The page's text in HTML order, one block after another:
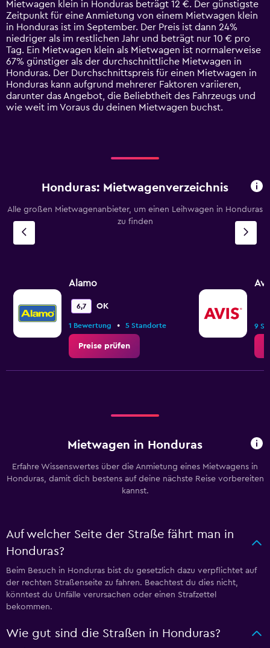
The
chart
has
1
Y
axis
displaying
values.
Range:
0
Mietwagen klein in Honduras beträgt 12 €. Der günstigste
Zeitpunkt für eine Anmietung von einem Mietwagen klein
in Honduras ist im September. Der Preis ist dann 24%
niedriger als im restlichen Jahr und beträgt nur 10 € pro
Tag. Ein Mietwagen klein als Mietwagen ist normalerweise
67% günstiger als der durchschnittliche Mietwagen in
Honduras. Der Durchschnittspreis für einen Mietwagen in
Honduras kann aufgrund mehrerer Faktoren variieren,
darunter das Angebot, die Beliebtheit des Fahrzeugs und
wie weit im Voraus du deinen Mietwagen buchst.
Honduras: Mietwagenverzeichnis
Alle großen Mietwagenanbieter, um einen Leihwagen in Honduras
zu finden
Alamo
6,7 OK
1 Bewertung • 5 Standorte
Preise prüfen
9
Mietwagen in Honduras
Erfahre Wissenswertes über die Anmietung eines Mietwagens in
Honduras, damit dich bestens auf deine nächste Reise vorbereiten
kannst.
Auf welcher Seite der Straße fährt man in
Honduras?
Beim Besuch in Honduras bist du gesetzlich dazu verpflichtet auf
der rechten Straßenseite zu fahren. Beachtest du dies nicht,
könntest du Unfälle verursachen oder einen Strafzettel
bekommen.
Wie gut sind die Straßen in Honduras?